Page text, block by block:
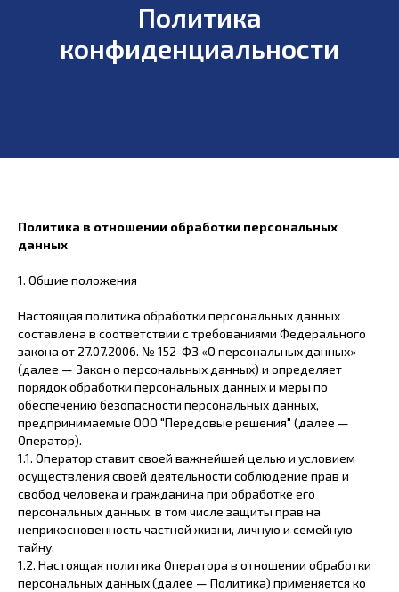
Политика
конфиденциальности
Политика в отношении обработки персональных
данных
1. Общие положения
Настоящая политика обработки персональных данных
составлена в соответствии с требованиями Федерального
закона от 27.07.2006. № 152-ФЗ «О персональных данных»
(далее — Закон о персональных данных) и определяет
порядок обработки персональных данных и меры по
обеспечению безопасности персональных данных,
предпринимаемые ООО "Передовые решения" (далее —
Оператор).
1.1. Оператор ставит своей важнейшей целью и условием
осуществления своей деятельности соблюдение прав и
свобод человека и гражданина при обработке его
персональных данных, в том числе защиты прав на
неприкосновенность частной жизни, личную и семейную
тайну.
1.2. Настоящая политика Оператора в отношении обработки
персональных данных (далее — Политика) применяется ко